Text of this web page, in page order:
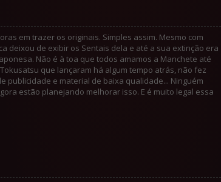
em trazer os originais. Simples assim. Mesmo com
deixou de exibir os Sentais dela e até a sua extinção era
Não é à toa que todos amamos a Manchete até
que lançaram há algum tempo atrás, não fez
publicidade e material de baixa qualidade... Ninguém
estão planejando melhorar isso. E é muito legal essa